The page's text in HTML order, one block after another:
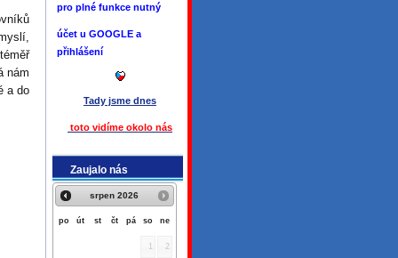
pro plné funkce nutný
účet u GOOGLE a
přihlášení
Tady jsme dnes
toto vidíme okolo nás
Zaujalo nás
srpen 2026
po út st čt pá so ne
1 2
nám
a do